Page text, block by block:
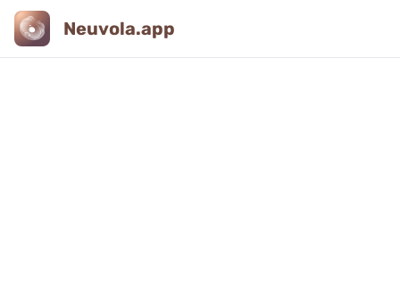
Neuvola.app